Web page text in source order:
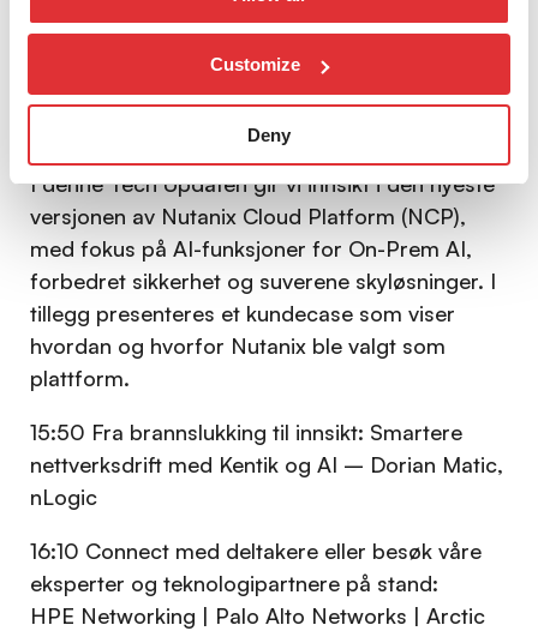
Customize
Deny
15:15 Pause
15:30Nutanix Tech Update + Kundecase, Sunil
Malhotra, nLogic og André Jäderberg, Nutanix
I denne Tech Updaten gir vi innsikt i den nyeste
versjonen av Nutanix Cloud Platform (NCP),
med fokus på AI-funksjoner for On-Prem AI,
forbedret sikkerhet og suverene skyløsninger. I
tillegg presenteres et kundecase som viser
hvordan og hvorfor Nutanix ble valgt som
plattform.
15:50 Fra brannslukking til innsikt: Smartere
nettverksdrift med Kentik og AI – Dorian Matic,
nLogic
16:10 Connect med deltakere eller besøk våre
eksperter og teknologipartnere på stand:
HPE Networking | Palo Alto Networks | Arctic